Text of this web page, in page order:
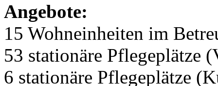
Angebote:
15 Wohneinheiten im
53 stationäre Pflegeplätze
6 stationäre Pflegeplätze